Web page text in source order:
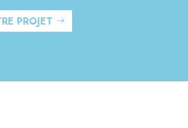
PROJET